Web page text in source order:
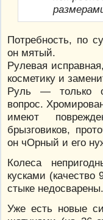
Потребность, по
он мятый.
Рулевая
косметику и
Руль — только
вопрос.
имеют
брызговиков,
он чОрный и его
Колеса
кусками
стыке недосварены.
Уже есть новые